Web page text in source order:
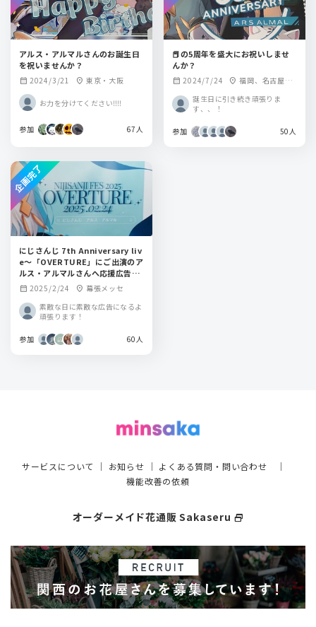
アルス・アルマルさんのお誕生日
を祝いませんか？
calendar_month 2024/3/21 location_on 東京・大阪
お力を分けてください‼️‼️
参加 67人
📕の5周年を盛大にお祝いしませ
んか？
calendar_month 2024/7/24 location_on 福岡、名古屋、
大阪
誕生日に引き続き頑張りま
す、、！
参加 50人
にじさんじ 7th Anniversary liv
e～「OVERTURE」にご出演のア
ルス・アルマルさんへ応援広告出
しませんか！
calendar_month 2025/2/24 location_on 幕張メッセ
素敵な日に素敵な広告になるよ
頑張ります！
参加 60人
企画完了
サービスについて ｜ お知らせ ｜ よくある質問・問い合わせ ｜
機能改善の依頼
オーダーメイド花通販 Sakaseru select_window